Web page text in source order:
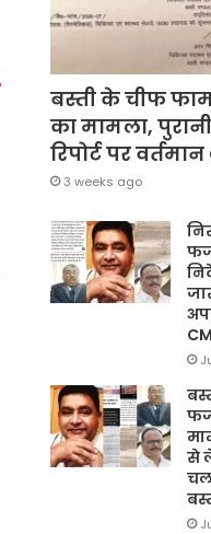
बस्ती के चीफ
का मामला,
रिपोर्ट पर
3 weeks ago
से
चल